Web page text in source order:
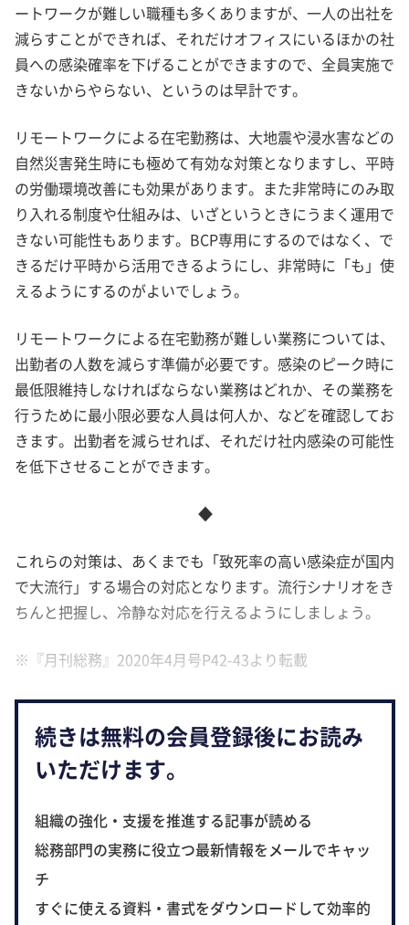
ートワークが難しい職種も多くありますが、一人の出社を
減らすことができれば、それだけオフィスにいるほかの社
員への感染確率を下げることができますので、全員実施で
きないからやらない、というのは早計です。
リモートワークによる在宅勤務は、大地震や浸水害などの
自然災害発生時にも極めて有効な対策となりますし、平時
の労働環境改善にも効果があります。また非常時にのみ取
り入れる制度や仕組みは、いざというときにうまく運用で
きない可能性もあります。BCP専用にするのではなく、で
きるだけ平時から活用できるようにし、非常時に「も」使
えるようにするのがよいでしょう。
リモートワークによる在宅勤務が難しい業務については、
出勤者の人数を減らす準備が必要です。感染のピーク時に
最低限維持しなければならない業務はどれか、その業務を
行うために最小限必要な人員は何人か、などを確認してお
きます。出勤者を減らせれば、それだけ社内感染の可能性
を低下させることができます。
◆
これらの対策は、あくまでも「致死率の高い感染症が国内
で大流行」する場合の対応となります。流行シナリオをき
ちんと把握し、冷静な対応を行えるようにしましょう。
※『月刊総務』2020年4月号P42-43より転載
続きは無料の会員登録後にお読み
いただけます。
組織の強化・支援を推進する記事が読める
総務部門の実務に役立つ最新情報をメールでキャッ
チ
すぐに使える資料・書式をダウンロードして効率的